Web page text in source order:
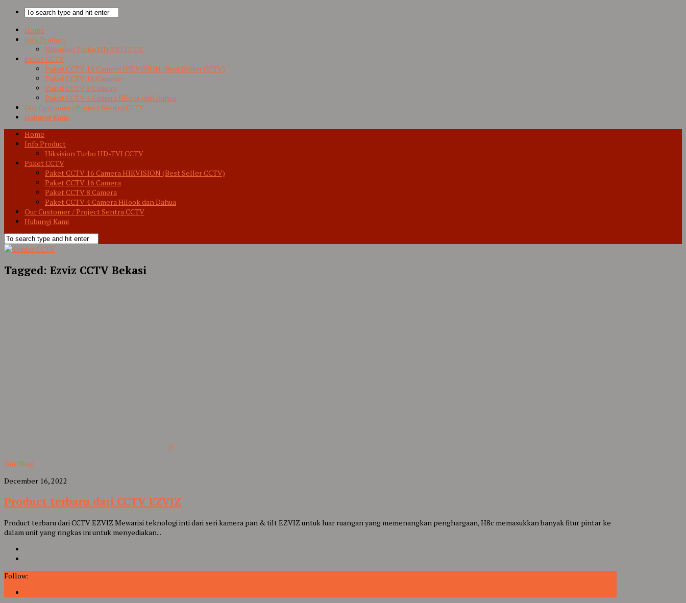
Home
Info Product
Hikvision Turbo HD-TVI CCTV
Paket CCTV
Paket CCTV 16 Camera HIKVISION (Best Seller CCTV)
Paket CCTV 16 Camera
Paket CCTV 8 Camera
Paket CCTV 4 Camera Hilook dan Dahua
Our Customer / Project Sentra CCTV
Hubungi Kami
Home
Info Product
Hikvision Turbo HD-TVI CCTV
Paket CCTV
Paket CCTV 16 Camera HIKVISION (Best Seller CCTV)
Paket CCTV 16 Camera
Paket CCTV 8 Camera
Paket CCTV 4 Camera Hilook dan Dahua
Our Customer / Project Sentra CCTV
Hubungi Kami
Tagged: Ezviz CCTV Bekasi
0
Our Blog
December 16, 2022
Product terbaru dari CCTV EZVIZ
Product terbaru dari CCTV EZVIZ Mewarisi teknologi inti dari seri kamera pan & tilt EZVIZ untuk luar ruangan yang memenangkan penghargaan, H8c memasukkan banyak fitur pintar ke
dalam unit yang ringkas ini untuk menyediakan...
Follow: